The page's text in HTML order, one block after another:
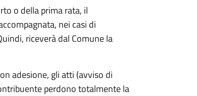
o della prima rata, il
nei casi di
riceverà dal Comune la
adesione, gli atti (avviso di
perdono totalmente la